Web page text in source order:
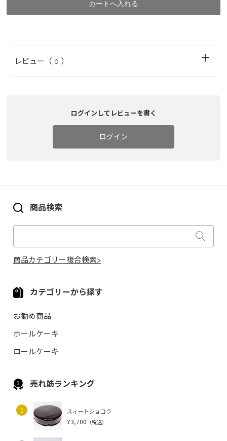
レビュー （ 0 ）
ログインしてレビューを書く
ログイン
商品検索
商品カテゴリー複合検索>
カテゴリーから探す
お勧め商品
ホールケーキ
ロールケーキ
売れ筋ランキング
1 スィートショコラ
¥3,700 （税込）